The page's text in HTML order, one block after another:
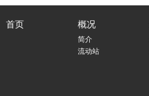
首页 概况
简介
流动站